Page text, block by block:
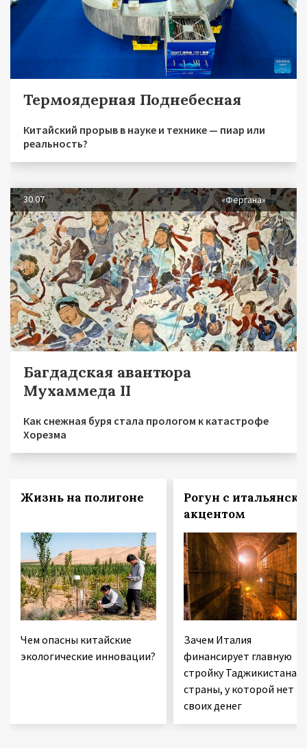
Термоядерная Поднебесная
Китайский прорыв в науке и технике — пиар или
реальность?
30.07 «Фергана»
Багдадская авантюра
Мухаммеда II
Как снежная буря стала прологом к катастрофе
Хорезма
Жизнь на полигоне
Чем опасны китайские
экологические инновации?
Рогун с
акцентом
Зачем Италия
финансирует главную
стройку Таджикистана —
страны, у которой нет
своих денег